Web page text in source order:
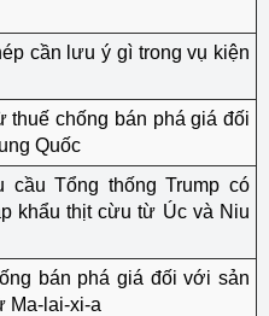
cần lưu ý gì trong vụ kiện
thuế chống bán phá giá đối
Quốc
cầu Tổng thống Trump có
khẩu thịt cừu từ Úc và Niu
bán phá giá đối với sản
Ma-lai-xi-a